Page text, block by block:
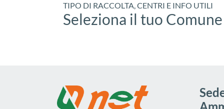
TIPO DI RACCOLTA, CENTRI E INFO UTILI
Seleziona il tuo Comune